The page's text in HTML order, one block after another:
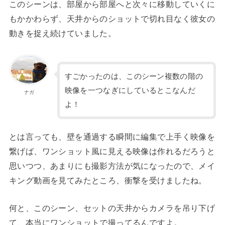
このシーンは、部屋から部屋へと次々に移動していくに
もかかわらず、天井からのショットで切れ目なく彼女の
動きを捉え続けていました。
ナガ
すごかったのは、このシーン複数の階の
映像を一つなぎにしているとこなんだ
よ！
とは言っても、壁を通過する瞬間に編集で上手く映像を
繋げば、ワンショット風に見える映像は作れるだろうと
思いつつ、あまりにも撮影方法が気になったので、メイ
キング動画を見てみたところ、衝撃を受けましたね。
何と、このシーン、セットの天井からカメラを吊り下げ
て、本当にワンショットで撮ってるんですよ。